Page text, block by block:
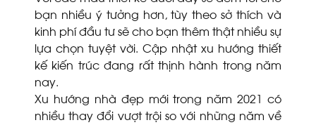
bạn nhiều ý tưởng hơn, tùy theo sở thích và
kinh phí đầu tư sẽ cho bạn thêm thật nhiều sự
lựa chọn tuyệt vời. Cập nhật xu hướng thiết
kế kiến trúc đang rất thịnh hành trong năm
nay.
Xu hướng nhà đẹp mới trong năm 2021 có
nhiều thay đổi vượt trội so với những năm về